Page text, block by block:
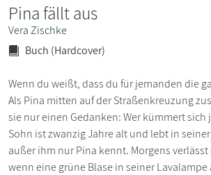
Pina fällt aus
Vera Zischke
Buch (Hardcover)
Wenn du weißt, dass du für jemanden die
Als Pina mitten auf der Straßenkreuzung
sie nur einen Gedanken: Wer kümmert sich
Sohn ist zwanzig Jahre alt und lebt in
außer ihm nur Pina kennt. Morgens verlässt
wenn eine grüne Blase in seiner